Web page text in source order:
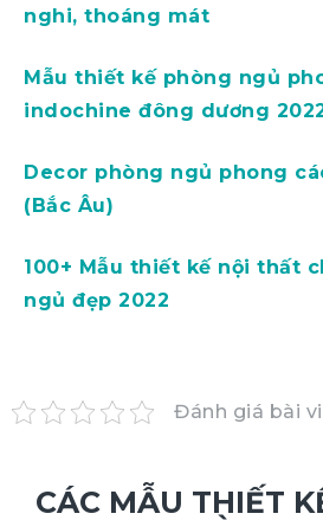
nghi, thoáng mát
Mẫu thiết kế phòng ngủ
indochine đông dương
Decor phòng ngủ phong
(Bắc Âu)
100+ Mẫu thiết kế nội thất
ngủ đẹp 2022
Đánh giá bài
CÁC MẪU THIẾT